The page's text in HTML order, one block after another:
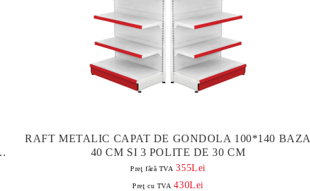
RAFT METALIC CAPAT DE GONDOLA 100*140 BAZA
40 CM SI 3 POLITE DE 30 CM
Preţ fără TVA 355Lei
Preţ cu TVA 430Lei